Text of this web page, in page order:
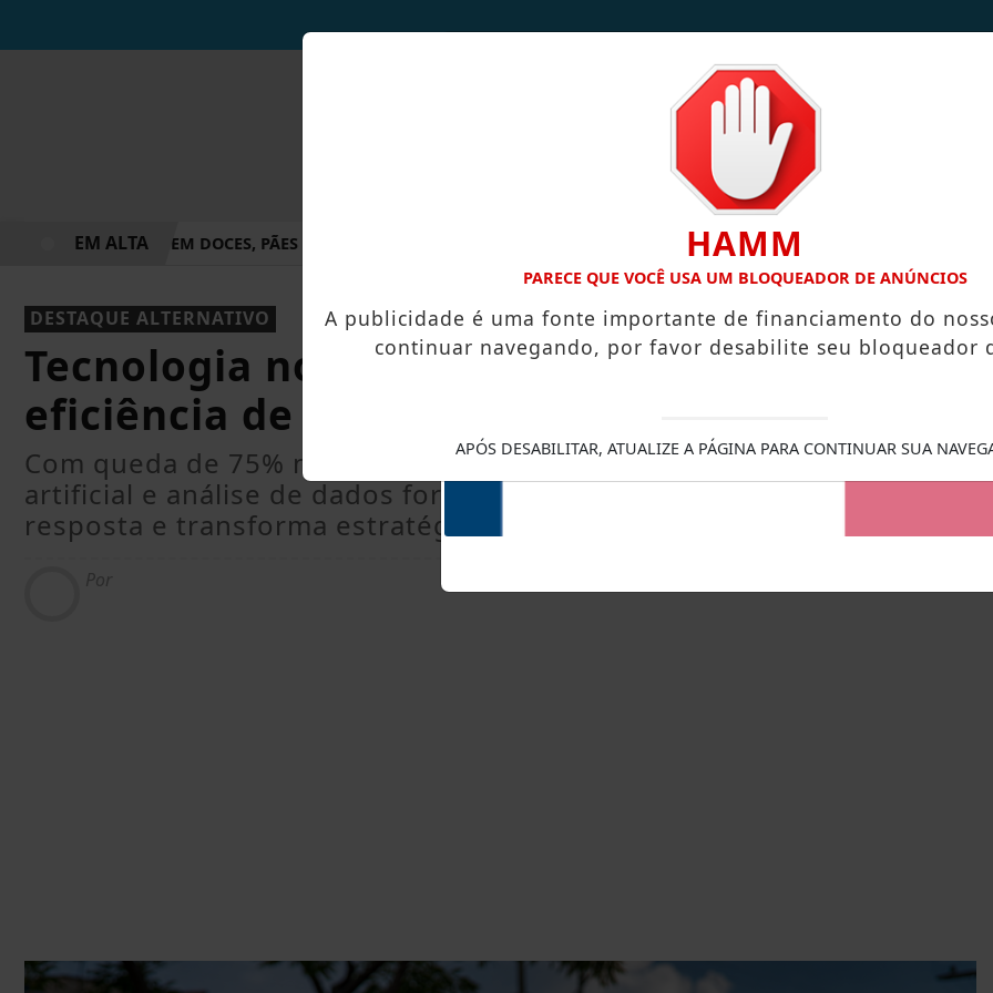
NOTÍCIAS /
INHAME EM DOCES, PÃES E OUTRAS DELÍCIAS EM ALFREDO CHAVES PREFEITURA DE ALFREDO CHAVES
EM ALTA
DESTAQUE ALTERNATIVO
Tecnologia no combate à dengue amplia
eficiência de ações
Com queda de 75% nos casos em 2026, uso de drones, inteligência
artificial e análise de dados fortalece prevenção, reduz tempo de
resposta e transforma estratégia de enfrentamento à doença
Por
HAMM
PARECE QUE VOCÊ USA UM BLOQUEADOR DE ANÚNCIOS
A publicidade é uma fonte importante de financiamento do
continuar navegando, por favor desabilite seu bloqueador
APÓS DESABILITAR, ATUALIZE A PÁGINA PARA CONTINUAR SUA